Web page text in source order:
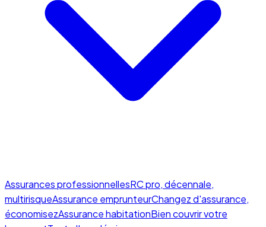
Assurances professionnellesRC pro, décennale,
multirisqueAssurance emprunteurChangez d'assurance,
économisezAssurance habitationBien couvrir votre